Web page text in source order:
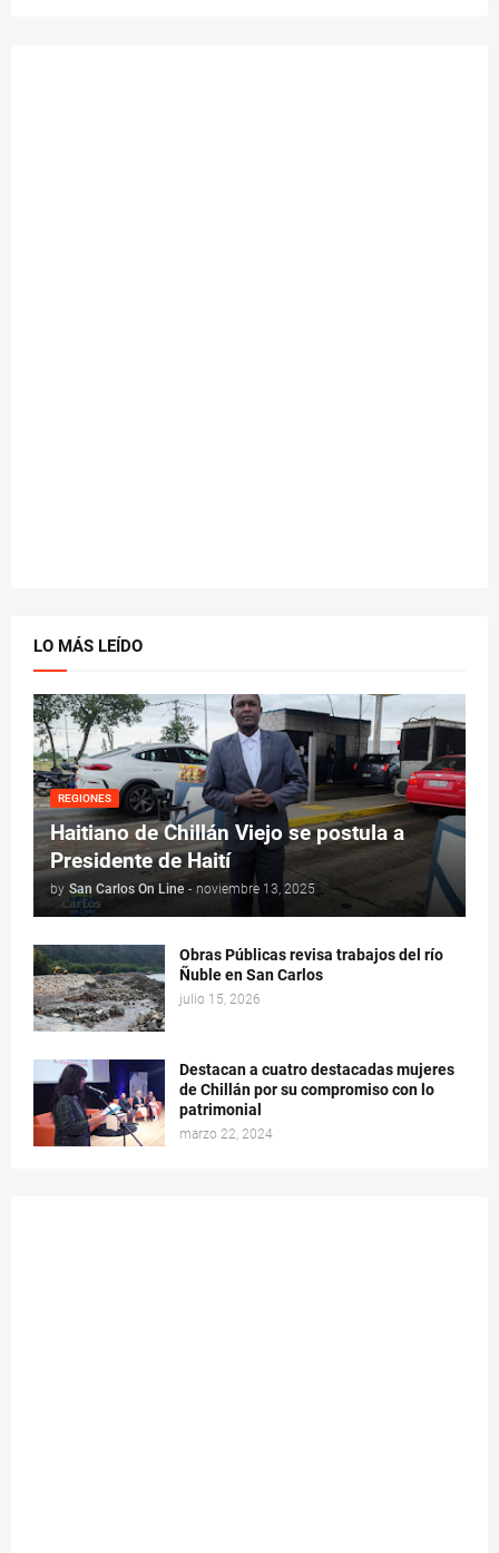
LO MÁS LEÍDO
REGIONES
Haitiano de Chillán Viejo se postula a
Presidente de Haití
by San Carlos On Line - noviembre 13, 2025
Obras Públicas revisa trabajos del río
Ñuble en San Carlos
julio 15, 2026
Destacan a cuatro destacadas mujeres
de Chillán por su compromiso con lo
patrimonial
marzo 22, 2024